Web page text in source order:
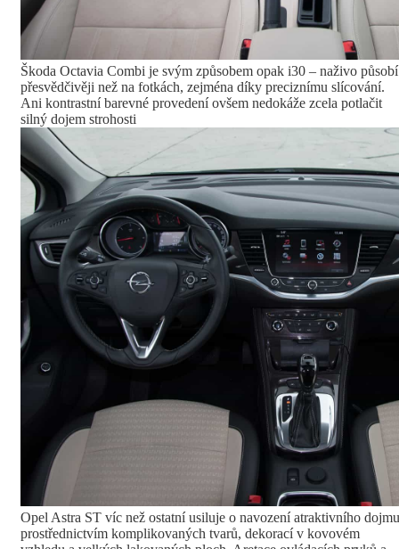
Škoda Octavia Combi je svým způsobem opak i30 – naživo působí
přesvědčivěji než na fotkách, zejména díky preciznímu slícování.
Ani kontrastní barevné provedení ovšem nedokáže zcela potlačit
silný dojem strohosti
Opel Astra ST víc než ostatní usiluje o navození atraktivního dojmu
prostřednictvím komplikovaných tvarů, dekorací v kovovém